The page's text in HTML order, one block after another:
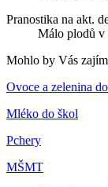
Pranostika na akt.
Málo plodů v
Mohlo by Vás
Ovoce a zelenina
Mléko do škol
Pchery
MŠMT